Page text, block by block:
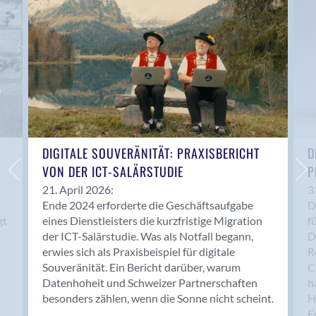
Anwil
Appenzell
Au SG
Baar
Baden
Balsthal
Balzers
Basel
Bassersdorf
Belp
Bendern
Benken (SG)
Bergdietikon
Berlin
Bern
Bern - Liebefeld
DIGITALE SOUVERÄNITÄT: PRAXISBERICHT
VON DER ICT-SALÄRSTUDIE
21. April 2026:
Ende 2024 erforderte die Geschäftsaufgabe
eines Dienstleisters die kurzfristige Migration
der ICT-Salärstudie. Was als Notfall begann,
erwies sich als Praxisbeispiel für digitale
Souveränität. Ein Bericht darüber, warum
Datenhoheit und Schweizer Partnerschaften
besonders zählen, wenn die Sonne nicht scheint.